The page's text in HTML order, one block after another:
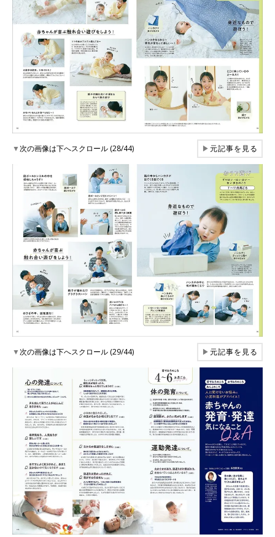
▼次の画像は下へスクロール (28/44) ▶元記事を見る
▼次の画像は下へスクロール (29/44) ▶元記事を見る